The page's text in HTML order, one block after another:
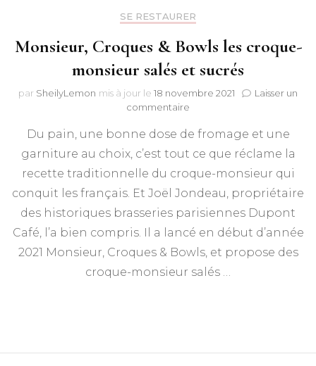
SE RESTAURER
Monsieur, Croques & Bowls les croque-
monsieur salés et sucrés
par SheilyLemon mis à jour le 18 novembre 2021
Laisser un
commentaire
Croques
Bowls
les
croque-
salés
et
sucrés
Du pain, une bonne dose de fromage et une
garniture au choix, c’est tout ce que réclame la
recette traditionnelle du croque-monsieur qui
conquit les français. Et Joël Jondeau, propriétaire
des historiques brasseries parisiennes Dupont
Café, l’a bien compris. Il a lancé en début d’année
2021 Monsieur, Croques & Bowls, et propose des
croque-monsieur salés …